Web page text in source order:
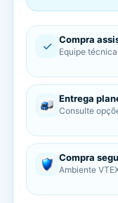
✓ Compra
Equipe
Entrega
Consulte
Compra
Ambiente